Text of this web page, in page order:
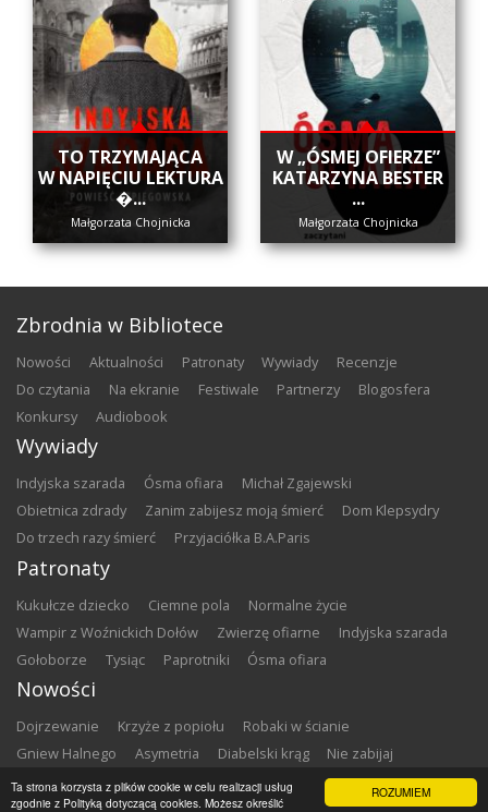
ROZUMIEM
Ta strona korzysta z plików cookie w celu realizacji usług
zgodnie z Polityką dotyczącą cookies. Możesz określić
​TO TRZYMAJĄCA
W NAPIĘCIU LEKTURA
�...
Małgorzata Chojnicka
W „ÓSMEJ OFIERZE”
KATARZYNA BESTER
...
Małgorzata Chojnicka
Zbrodnia w Bibliotece
nowości aktualności patronaty wywiady
recenzje
do czytania
na ekranie festiwale partnerzy
blogosfera
konkursy
audiobook
Wywiady
Indyjska szarada Ósma ofiara
Michał Zgajewski
Obietnica zdrady
Zanim zabijesz moją śmierć
Dom Klepsydry
Do trzech razy śmierć
Przyjaciółka B.A.Paris
Patronaty
Kukułcze dziecko Ciemne pola
Normalne życie
Wampir z Woźnickich Dołów
Zwierzę ofiarne
Indyjska szarada
Gołoborze
Tysiąc Paprotniki Ósma ofiara
Nowości
Dojrzewanie Krzyże z popiołu
Robaki w ścianie
Gniew Halnego
Asymetria Diabelski krąg
Nie zabijaj
Dowody zbrodni
Zemsta Matki chrzestne